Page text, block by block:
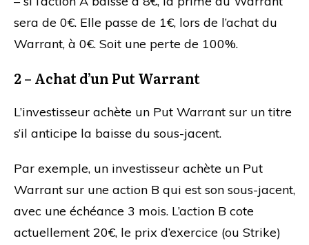
sera de 0€. Elle passe de 1€, lors de l’achat du
Warrant, à 0€. Soit une perte de 100%.
2 – Achat d’un Put Warrant
L’investisseur achète un Put Warrant sur un titre
s’il anticipe la baisse du sous-jacent.
Par exemple, un investisseur achète un Put
Warrant sur une action B qui est son sous-jacent,
avec une échéance 3 mois. L’action B cote
actuellement 20€, le prix d’exercice (ou Strike)